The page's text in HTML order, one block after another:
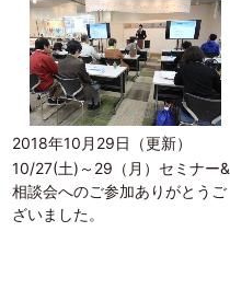
2018年10月29日（更新）
10/27(土)～29（月）セミナー&
相談会へのご参加ありがとうご
ざいました。